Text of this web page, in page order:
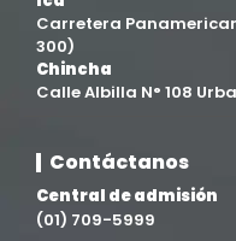
Filial Ica
Ingeniería
Ingeniería Civil
Ingeniería de Sistemas
Carretera Panamericana
300)
Chincha
Calle Albilla N° 108
Contáctanos
Central de admisión
(01) 709-5999